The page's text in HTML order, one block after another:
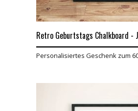
Retro Geburtstags Chalkboard -
Personalisiertes Geschenk zum